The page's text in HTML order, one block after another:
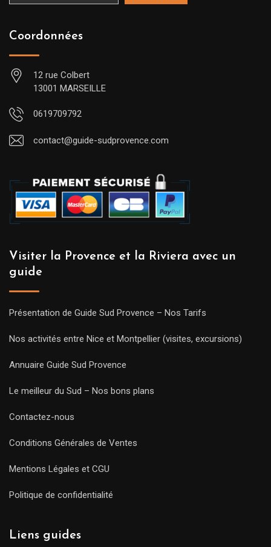
Coordonnées
12 rue Colbert
13001 MARSEILLE
0619709792
contact@guide-sudprovence.com
Visiter la Provence et la Riviera avec un
guide
Présentation de Guide Sud Provence – Nos Tarifs
Nos activités entre Nice et Montpellier (visites, excursions)
Annuaire Guide Sud Provence
Le meilleur du Sud – Nos bons plans
Contactez-nous
Conditions Générales de Ventes
Mentions Légales et CGU
Politique de confidentialité
Liens guides